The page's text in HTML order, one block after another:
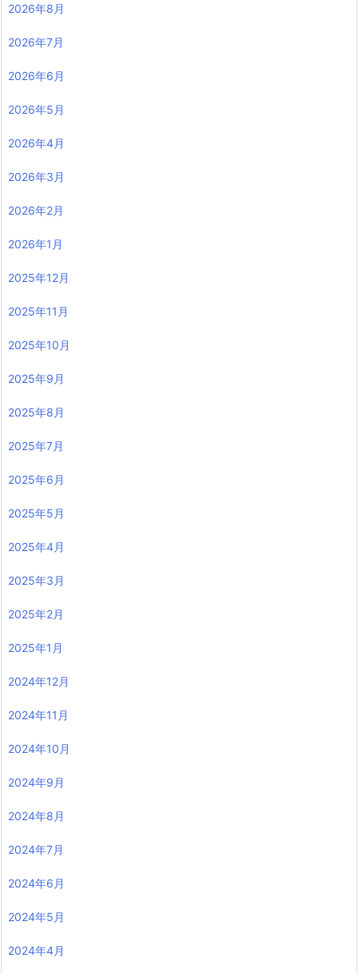
2026年8月
2026年7月
2026年6月
2026年5月
2026年4月
2026年3月
2026年2月
2026年1月
2025年12月
2025年11月
2025年10月
2025年9月
2025年8月
2025年7月
2025年6月
2025年5月
2025年4月
2025年3月
2025年2月
2025年1月
2024年12月
2024年11月
2024年10月
2024年9月
2024年8月
2024年7月
2024年6月
2024年5月
2024年4月